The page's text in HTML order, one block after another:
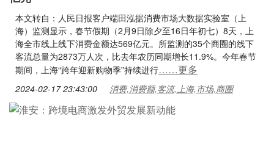
本文转自：人民日报客户端田泓据消费市场大数据实验室（上
海）监测显示，春节假期（2月9日除夕至16日年初七）8天，上
海全市线上线下消费金额达569亿元。所监测的35个商圈的线下
客流总量为2873万人次，比去年农历同期增长11.9%。今年春节
期间，上海“跨年迎新购物季”持续进行……更多
2024-02-17 23:43:00 消费,消费额,客流,上海,市场,商圈